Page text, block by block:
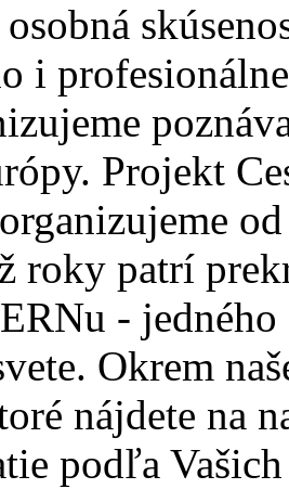
osobná
i
Projekt
roky patrí
-
Okrem
nájdete na
podľa